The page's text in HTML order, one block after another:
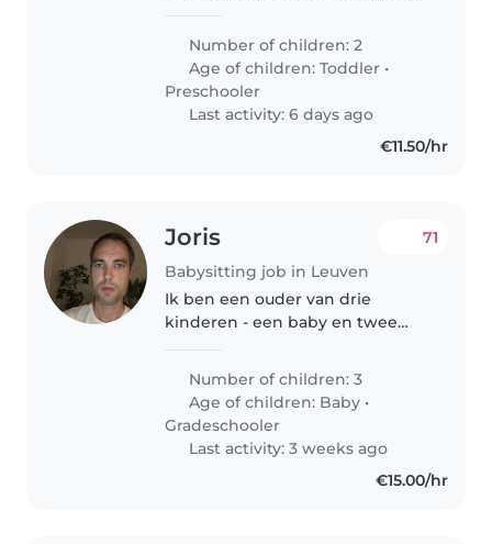
heet. we zijn op zoek naar
iemand die af en toe kan komen
babysitten.
Number of children: 2
Age of children:Toddler •
Preschooler
Last activity: 6 days ago
€11.50/hr
Joris
Babysitting job in Leuven
71
Ik ben een ouder van drie
kinderen - een baby en twee
erg creatief, grappig en
onafhankelijk. We zoeken een
betrouwbare babysitter die hen
kan opvangen..
Number of children: 3
Age of children: Baby •
Gradeschooler
Last activity: 3 weeks ago
€15.00/hr